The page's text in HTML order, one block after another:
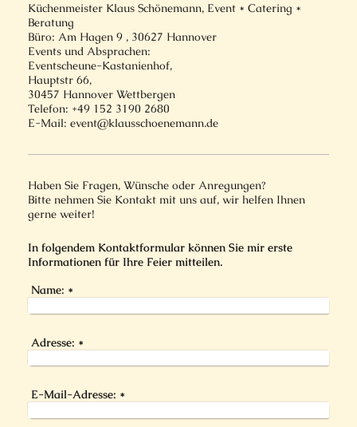
Küchenmeister Klaus Schönemann, Event * Catering *
Beratung
Büro: Am Hagen 9 , 30627 Hannover
Events und Absprachen:
Eventscheune-Kastanienhof,
Hauptstr 66,
30457 Hannover Wettbergen
Telefon: +49 152 3190 2680
E-Mail: event@klausschoenemann.de
Haben Sie Fragen, Wünsche oder Anregungen?
Bitte nehmen Sie Kontakt mit uns auf, wir helfen Ihnen
gerne weiter!
In folgendem Kontaktformular können Sie mir erste
Informationen für Ihre Feier mitteilen.
Name: *
Adresse: *
E-Mail-Adresse: *